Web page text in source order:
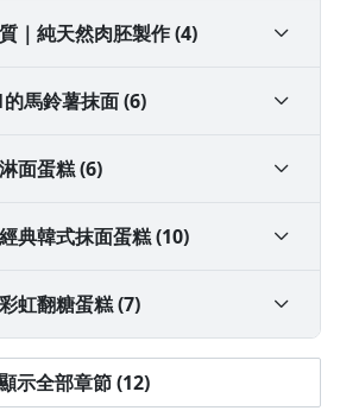
｜純天然肉胚製作 (4)
金比例判斷標準
模技巧及4到6款可替換食材介紹
巧與烤胚注意事項
高肉胚填內餡裝填
馬鈴薯抹面 (6)
與判斷
確熟化方式
鈴薯抹面完美配比
巧
面蛋糕 (6)
技巧
設計技巧
花嘴應用
典韓式抹面蛋糕 (10)
手法技巧
調配
虹翻糖蛋糕 (7)
法與技巧
示全部章節 (12)